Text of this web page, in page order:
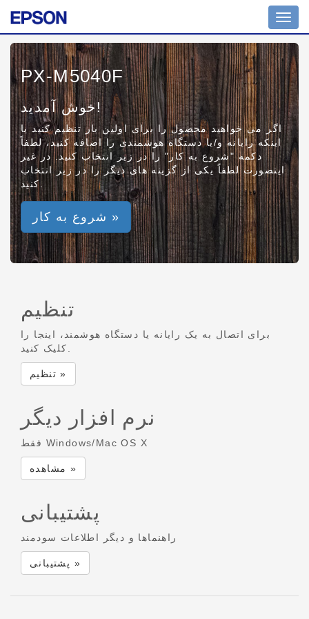
PX-M5040F
خوش آمدید!
اگر می خواهید محصول را برای اولین بار تنظیم کنید یا
اینکه رایانه و/یا دستگاه هوشمندی را اضافه کنید، لطفاً
دکمه "شروع به کار" را در زیر انتخاب کنید. در غیر
اینصورت لطفاً یکی از گزینه های دیگر را در زیر انتخاب
شروع به کار »
تنظیم
برای اتصال به یک رایانه یا دستگاه هوشمند، اینجا را
تنظیم »
نرم افزار دیگر
فقط Windows/Mac OS X
مشاهده »
پشتیبانی
راهنماها و دیگر اطلاعات سودمند
پشتیبانی »